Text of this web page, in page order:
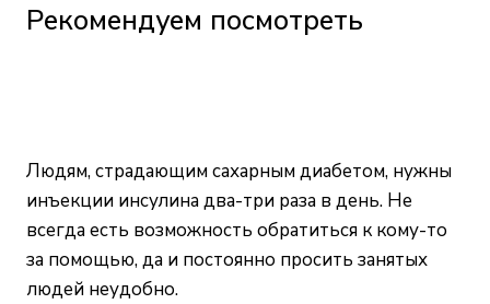
Рекомендуем посмотреть
Людям, страдающим сахарным диабетом, нужны
инъекции инсулина два-три раза в день. Не
всегда есть возможность обратиться к кому-то
за помощью, да и постоянно просить занятых
людей неудобно.